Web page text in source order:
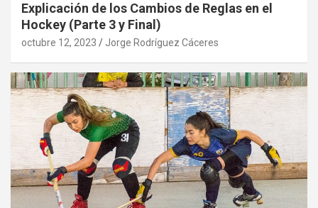
Explicación de los Cambios de Reglas en el
Hockey (Parte 3 y Final)
octubre 12, 2023 Jorge Rodríguez Cáceres